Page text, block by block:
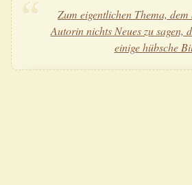
Zum eigentlichen Thema,
Autorin nichts Neues zu sagen,
einige hübsche